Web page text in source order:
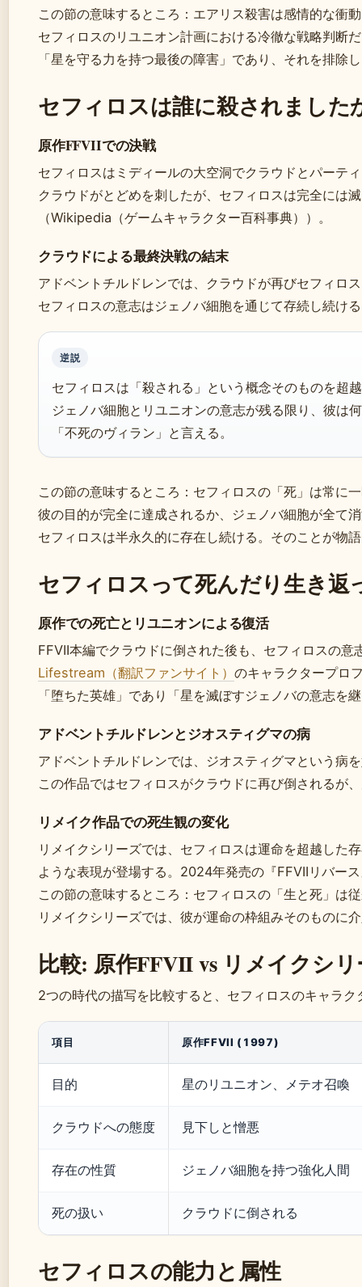
この節の意味するところ：エアリス殺害は感情的な衝
セフィロスのリユニオン計画における冷徹な戦略判断
「星を守る力を持つ最後の障害」であり、それを排除
セフィロスは誰に殺されました
原作FFVIIでの決戦
セフィロスはミディールの大空洞でクラウドとパーテ
クラウドがとどめを刺したが、セフィロスは完全には
（Wikipedia（ゲームキャラクター百科事典））。
クラウドによる最終決戦の結末
アドベントチルドレンでは、クラウドが再びセフィロ
セフィロスの意志はジェノバ細胞を通じて存続し続け
逆説
セフィロスは「殺される」という概念そのものを超
ジェノバ細胞とリユニオンの意志が残る限り、彼は
「不死のヴィラン」と言える。
この節の意味するところ：セフィロスの「死」は常に
彼の目的が完全に達成されるか、ジェノバ細胞が全て
セフィロスは半永久的に存在し続ける。そのことが物
セフィロスって死んだり生き返
原作での死亡とリユニオンによる復活
FFVII本編でクラウドに倒された後も、セフィロスの
Lifestream（翻訳ファンサイト） のキャラクタープロ
「堕ちた英雄」であり「星を滅ぼすジェノバの意志を
アドベントチルドレンとジオスティグマの病
アドベントチルドレンでは、ジオスティグマという病
この作品ではセフィロスがクラウドに再び倒されるが
リメイク作品での死生観の変化
リメイクシリーズでは、セフィロスは運命を超越した
ような表現が登場する。2024年発売の『FFVIIリバー
この節の意味するところ：セフィロスの「生と死」は
リメイクシリーズでは、彼が運命の枠組みそのものに
比較: 原作FFVII vs リメイクシ
2つの時代の描写を比較すると、セフィロスのキャラ
項目 原作FFVII (1997)
目的 星のリユニオン、メテオ召喚
クラウドへの態度 見下しと憎悪
存在の性質 ジェノバ細胞を持つ強化人間
死の扱い クラウドに倒される
セフィロスの能力と属性